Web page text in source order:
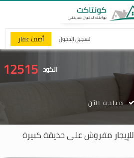
تسجيل الدخول أضف عقار
الكود 12515
للإيجار مفروش على حديقة كبيرة
متاحة الآن